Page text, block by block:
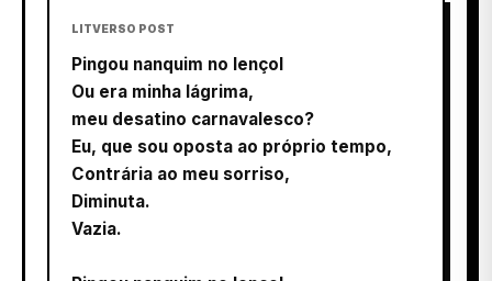
LITVERSO POST
Pingou nanquim no lençol
Ou era minha lágrima,
meu desatino carnavalesco?
Eu, que sou oposta ao próprio tempo,
Contrária ao meu sorriso,
Diminuta.
Vazia.